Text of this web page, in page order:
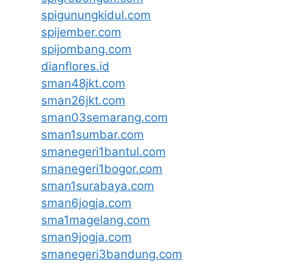
spigunungkidul.com
spijember.com
spijombang.com
dianflores.id
sman48jkt.com
sman26jkt.com
sman03semarang.com
sman1sumbar.com
smanegeri1bantul.com
smanegeri1bogor.com
sman1surabaya.com
sman6jogja.com
sma1magelang.com
sman9jogja.com
smanegeri3bandung.com